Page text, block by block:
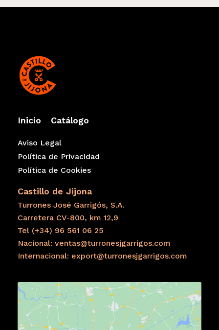
Información adicional sobre el Turrón Mazapán Fruta
Producido y envasado en España.
Sin gluten
Conservar en un lugar fresco y seco, alejado de la luz
solar
Denominación de Origen IGP
* Alérgenos: Puede contener SULFITOS y trazas de HUEVO,
otros FRUTOS DE CÁSCARA, LECHE y CACAHUETE.
Sellos de calidad
Inicio Catálogo
Aviso Legal
Política de Privacidad
Política de Cookies
Castillo de Jijona
Turrones José Garrigós, S.A.
Carretera CV-800, km 12,9
Tel (+34) 96 561 06 25
Nacional: ventas@turronesjgarrigos.com
Internacional: export@turronesjgarrigos.com